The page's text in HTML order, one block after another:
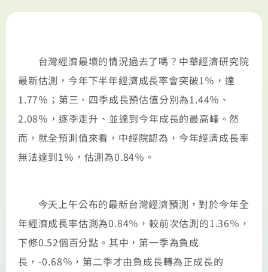
台灣經濟最壞的情況過去了嗎？中華經濟研究院
最新估測，今年下半年經濟成長率會突破1％，達
1.77％；第三、四季成長預估值分別為1.44％、
2.08％，逐季走升、並達到今年成長的最高峰。然
而，就全預測值來看，中經院認為，今年經濟成長率
無法達到1％，估測為0.84％。
今天上午公布的最新台灣經濟預測，對於今年全
年經濟成長率估測為0.84％，較前次估測的1.36％，
下修0.52個百分點。其中，第一季為負成
長，-0.68％，第二季才由負成長轉為正成長的